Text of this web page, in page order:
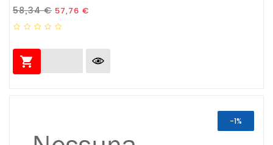
Prezzo Standard
58,34 € Prezzo
57,76 €

-1%